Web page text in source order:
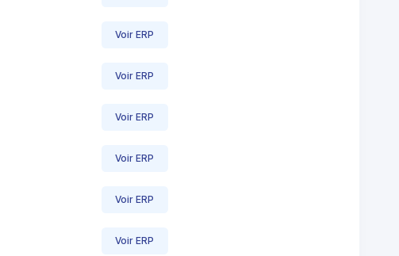
Voir ERP
Voir ERP
Voir ERP
Voir ERP
Voir ERP
Voir ERP